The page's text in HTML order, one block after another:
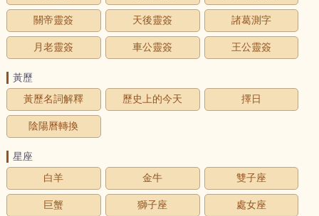
關帝靈簽 天後靈簽 諸葛測字
月老靈簽 車公靈簽 王公靈簽
黃歷
黃歷名詞解釋
歷史上的今天 擇日
陰陽曆轉換
星座
白羊
金牛 雙子座
巨蟹 獅子座 處女座